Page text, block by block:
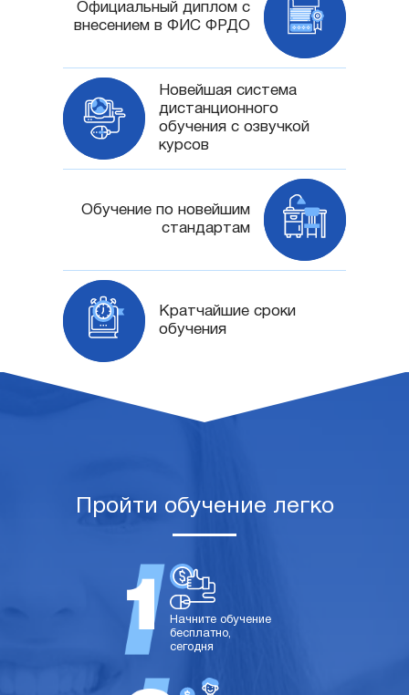
Официальный диплом с
внесением в ФИС ФРДО
Новейшая система
дистанционного
обучения с озвучкой
курсов
Обучение по новейшим
стандартам
Кратчайшие сроки
обучения
Пройти обучение легко
Начните обучение
бесплатно,
сегодня